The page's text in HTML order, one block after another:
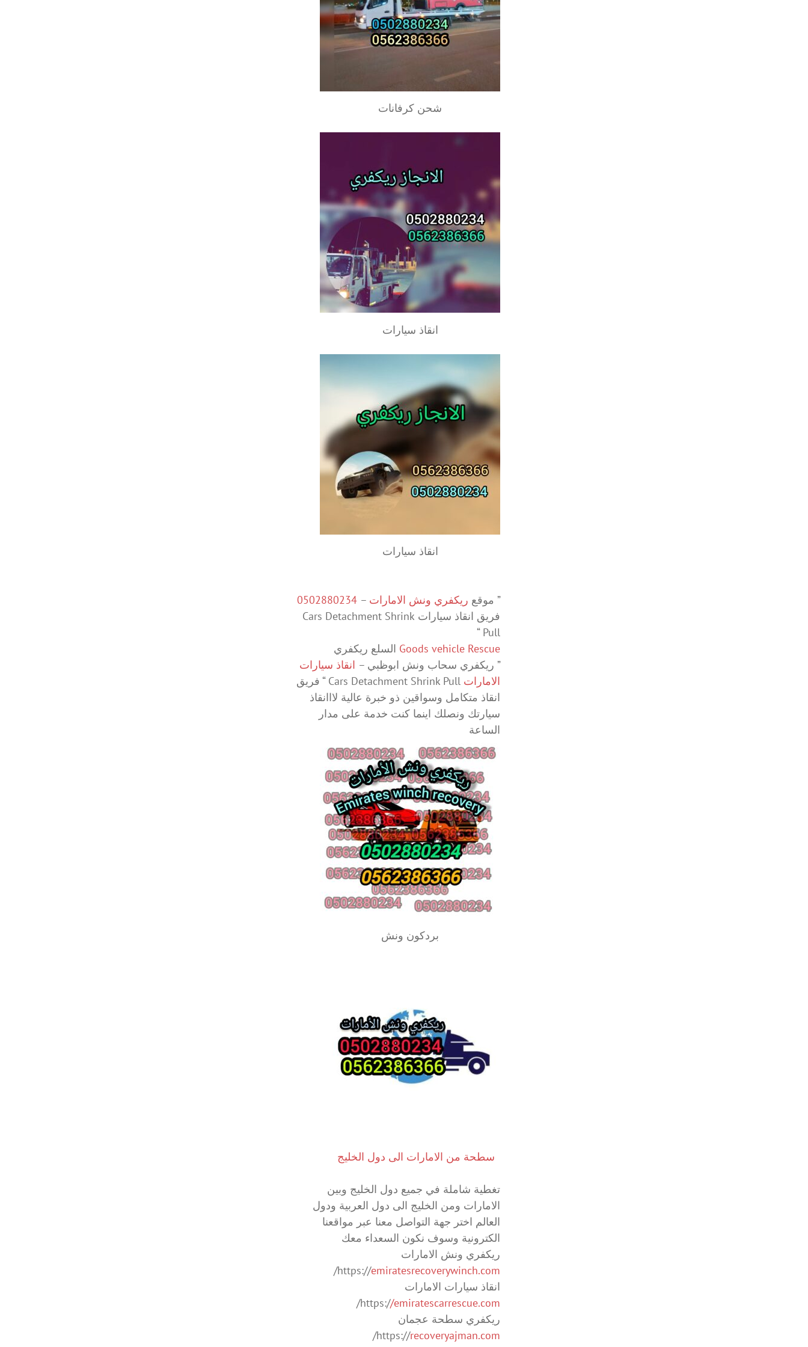
شحن كرفانات
انقاذ سيارات
انقاذ سيارات
” موقع ريكفري ونش الامارات –
0502880234
فريق انقاذ سيارات Cars Detachment Shrink
Pull “
Goods vehicle Rescue السلع ريكفري
” ريكفري سحاب ونش ابوظبي – انقاذ سيارات
الامارات
Cars Detachment Shrink Pull “ فريق
انقاذ متكامل وسواقين ذو خبرة عالية لااانقاذ
سيارتك ونصلك اينما كنت خدمة على مدار
الساعة
بردكون ونش
سطحة من الامارات الى دول الخليج
تغطية شاملة في جميع دول الخليج وبين
الامارات ومن الخليج الى دول العربية ودول
العالم اختر جهة التواصل معنا عبر مواقعنا
الكترونية وسوف نكون السعداء معك
ريكفري ونش الامارات
https://emiratesrecoverywinch.com
/
انقاذ سيارات الامارات
https://emiratescarrescue.com
/
ريكفري سطحة عجمان
https://recoveryajman.com
/